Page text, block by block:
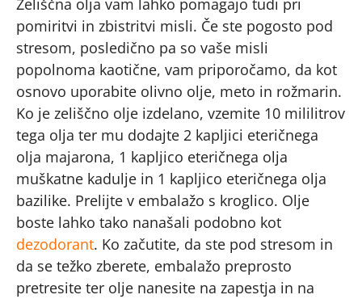
Zeliščna olja vam lahko pomagajo tudi pri
pomiritvi in zbistritvi misli. Če ste pogosto pod
stresom, posledično pa so vaše misli
popolnoma kaotične, vam priporočamo, da kot
osnovo uporabite olivno olje, meto in rožmarin.
Ko je zeliščno olje izdelano, vzemite 10 mililitrov
tega olja ter mu dodajte 2 kapljici eteričnega
olja majarona, 1 kapljico eteričnega olja
muškatne kadulje in 1 kapljico eteričnega olja
bazilike. Prelijte v embalažo s kroglico. Olje
boste lahko tako nanašali podobno kot
dezodorant. Ko začutite, da ste pod stresom in
da se težko zberete, embalažo preprosto
pretresite ter olje nanesite na zapestja in na